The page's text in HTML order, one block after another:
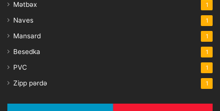
Mətbəx 1
Naves 1
Mansard 1
Besedka 1
PVC 1
Zipp pərdə 1